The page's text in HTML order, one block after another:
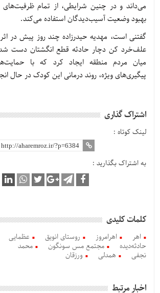
می‌داند و در چنین شرایطی، از تمام
بهبود وضعیت آسیب‌دیدگان استفاده می‌کند.
گفتنی است، مهدیه حیدرزاده چند روز پیش در اثر
علف‌‌خرد کن دچار حادثه قطع انگشتان دست شده
میان مردم منطقه ایجاد کرد که با
پیگیری‌های ویژه، روند درمانی این کودک در حال
اشتراک گذاری
لینک کوتاه :
به اشتراک بگذارید :
کلمات کلیدی
اهر اهرامروز روستای انویق عظمایی
حادثه‌دیده
مجتمع مس سونگون
محمد
نجفی
همدلی ورزقان
اخبار مرتبط